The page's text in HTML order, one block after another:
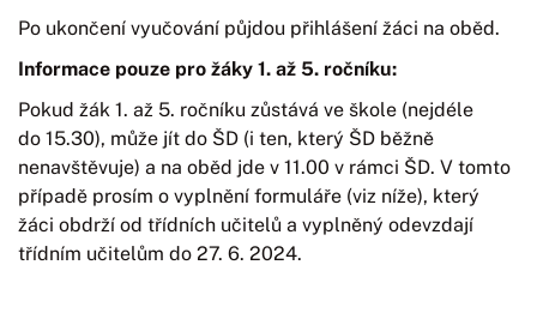
Po ukončení vyučování půjdou přihlášení žáci na oběd.
Informace pouze pro žáky 1. až 5. ročníku:
Pokud žák 1. až 5. ročníku zůstává ve škole (nejdéle
do 15.30), může jít do ŠD (i ten, který ŠD běžně
nenavštěvuje) a na oběd jde v 11.00 v rámci ŠD. V tomto
případě prosím o vyplnění formuláře (viz níže), který
žáci obdrží od třídních učitelů a vyplněný odevzdají
třídním učitelům do 27. 6. 2024.